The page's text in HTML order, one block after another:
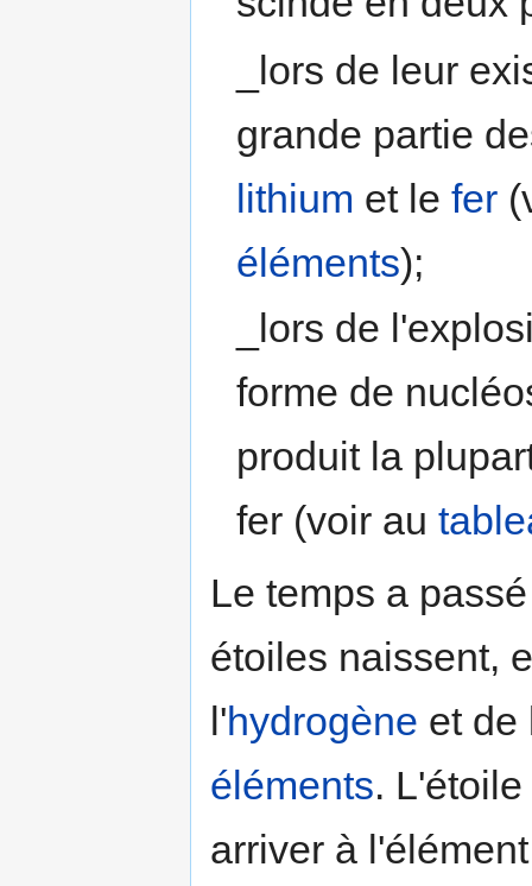
_lors de leur
grande partie
lithium et lefer
éléments);
_lors de
forme de
produit la
fer (voir au
Le temps a
étoiles naissent,
l'hydrogène et de
éléments.
arriver à